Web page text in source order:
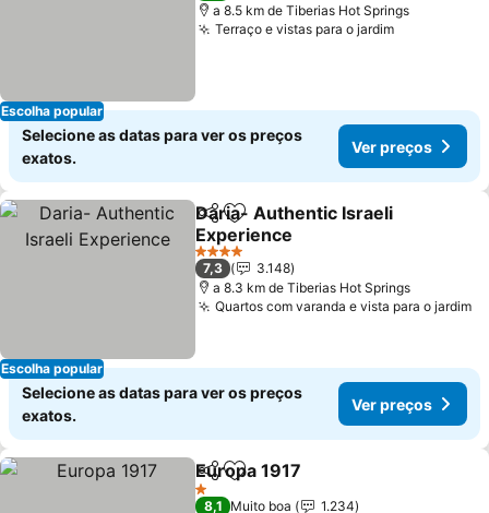
Escolha popular
a 8.5 km de Tiberias Hot Springs
Terraço e vistas para o jardim
Selecione as datas para ver os preços
exatos.
Ver preços
Escolha popular
PartilharAdicionar aos favoritos
Daria- Authentic Israeli
Experience
4 Estrelas
7,3
3.148
a 8.3 km de Tiberias Hot Springs
Quartos com varanda e vista para o jardim
Selecione as datas para ver os preços
exatos.
Ver preços
PartilharAdicionar aos favoritos
Europa 1917
1 Estrelas
8,1 Muito boa 1.234